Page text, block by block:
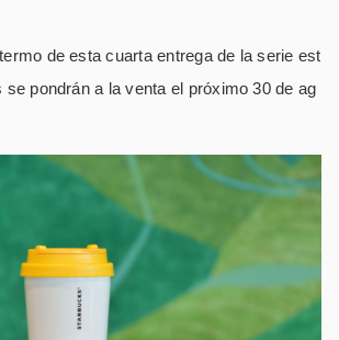
de esta cuarta entrega de la serie est
se pondrán a la venta el próximo 30 de ag